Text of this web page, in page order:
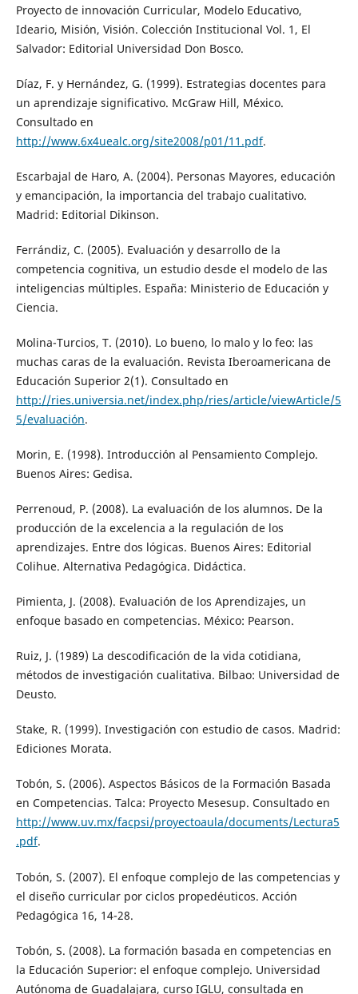
Proyecto de innovación Curricular, Modelo Educativo,
Ideario, Misión, Visión. Colección Institucional Vol. 1, El
Salvador: Editorial Universidad Don Bosco.
Díaz, F. y Hernández, G. (1999). Estrategias docentes para
un aprendizaje significativo. McGraw Hill, México.
Consultado en
http://www.6x4uealc.org/site2008/p01/11.pdf.
Escarbajal de Haro, A. (2004). Personas Mayores, educación
y emancipación, la importancia del trabajo cualitativo.
Madrid: Editorial Dikinson.
Ferrándiz, C. (2005). Evaluación y desarrollo de la
competencia cognitiva, un estudio desde el modelo de las
inteligencias múltiples. España: Ministerio de Educación y
Ciencia.
Molina-Turcios, T. (2010). Lo bueno, lo malo y lo feo: las
muchas caras de la evaluación. Revista Iberoamericana de
Educación Superior 2(1). Consultado en
http://ries.universia.net/index.php/ries/article/viewArticle/5
5/evaluación.
Morin, E. (1998). Introducción al Pensamiento Complejo.
Buenos Aires: Gedisa.
Perrenoud, P. (2008). La evaluación de los alumnos. De la
producción de la excelencia a la regulación de los
aprendizajes. Entre dos lógicas. Buenos Aires: Editorial
Colihue. Alternativa Pedagógica. Didáctica.
Pimienta, J. (2008). Evaluación de los Aprendizajes, un
enfoque basado en competencias. México: Pearson.
Ruiz, J. (1989) La descodificación de la vida cotidiana,
métodos de investigación cualitativa. Bilbao: Universidad de
Deusto.
Stake, R. (1999). Investigación con estudio de casos. Madrid:
Ediciones Morata.
Tobón, S. (2006). Aspectos Básicos de la Formación Basada
en Competencias. Talca: Proyecto Mesesup. Consultado en
http://www.uv.mx/facpsi/proyectoaula/documents/Lectura5
.pdf.
Tobón, S. (2007). El enfoque complejo de las competencias y
el diseño curricular por ciclos propedéuticos. Acción
Pedagógica 16, 14-28.
Tobón, S. (2008). La formación basada en competencias en
la Educación Superior: el enfoque complejo. Universidad
Autónoma de Guadalajara, curso IGLU, consultada en